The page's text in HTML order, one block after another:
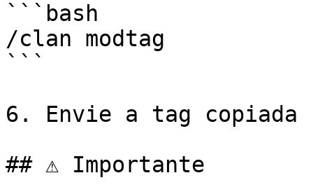
```bash
/clan modtag
```
6. Envie a tag copiada
## ⚠️ Importante